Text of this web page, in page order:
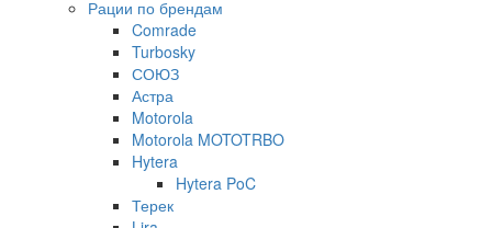
Рации по брендам
Comrade
Turbosky
СОЮЗ
Астра
Motorola
Motorola MOTOTRBO
Hytera
Hytera PoC
Терек